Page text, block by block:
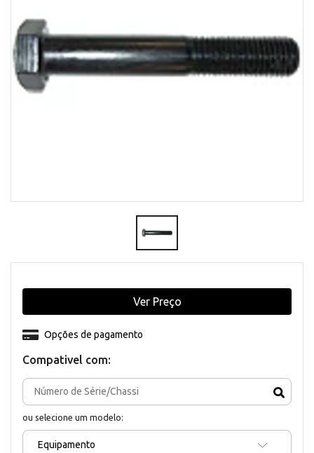
Compativel com:
ou selecione um modelo:
Equipamento
Opções de pagamento
Ver Preço